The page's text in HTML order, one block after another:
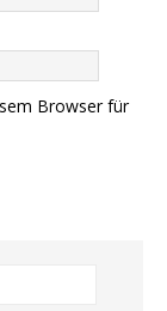
Browser für